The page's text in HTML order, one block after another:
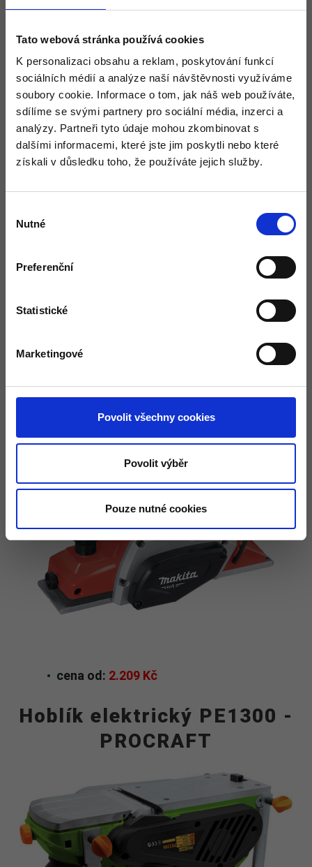
Tato webová stránka používá cookies
K personalizaci obsahu a reklam, poskytování funkcí
sociálních médií a analýze naší návštěvnosti využíváme
soubory cookie. Informace o tom, jak náš web používáte,
sdílíme se svými partnery pro sociální média, inzerci a
analýzy. Partneři tyto údaje mohou zkombinovat s
dalšími informacemi, které jste jim poskytli nebo které
získali v důsledku toho, že používáte jejich služby.
souhlasu
Nutné
Preferenční
Statistické
Marketingové
Povolit všechny cookies
Povolit výběr
Pouze nutné cookies
Makita
cena od: 2.209 Kč
Hoblík elektrický PE1300 -
PROCRAFT